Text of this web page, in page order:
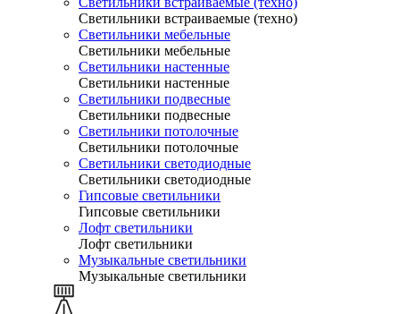
Светильники встраиваемые (техно)
Светильники мебельные
Светильники мебельные
Светильники настенные
Светильники настенные
Светильники подвесные
Светильники подвесные
Светильники потолочные
Светильники потолочные
Светильники светодиодные
Светильники светодиодные
Гипсовые светильники
Гипсовые светильники
Лофт светильники
Лофт светильники
Музыкальные светильники
Музыкальные светильники